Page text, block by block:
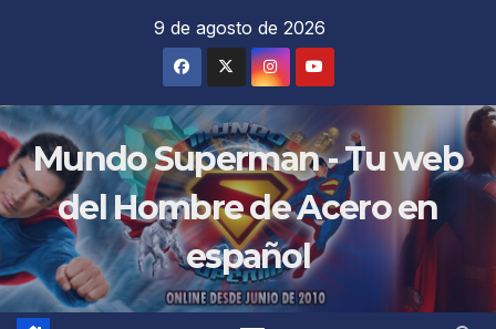
9 de agosto de 2026
Mundo Superman - Tu web
del Hombre de Acero en
español